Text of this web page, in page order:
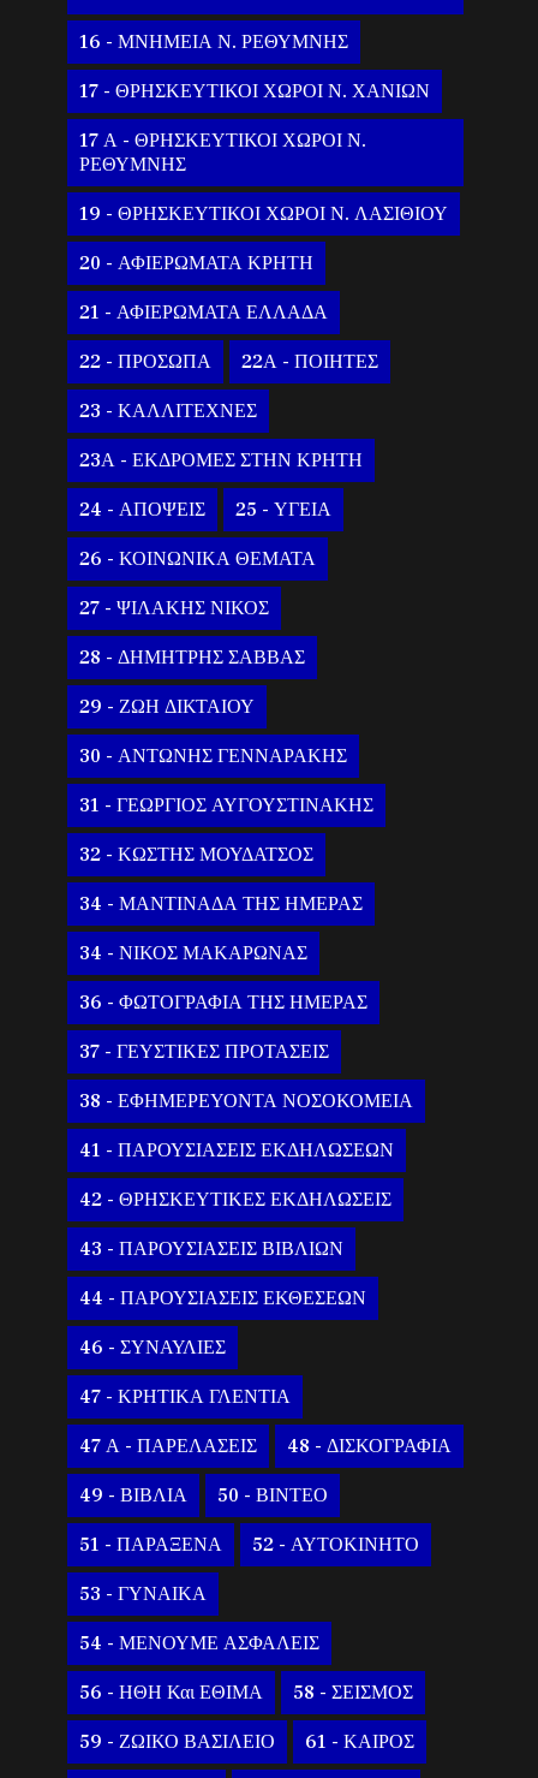
16 - ΜΝΗΜΕΙΑ Ν. ΡΕΘΥΜΝΗΣ
17 - ΘΡΗΣΚΕΥΤΙΚΟΙ ΧΩΡΟΙ Ν. ΧΑΝΙΩΝ
17 Α - ΘΡΗΣΚΕΥΤΙΚΟΙ ΧΩΡΟΙ Ν.
ΡΕΘΥΜΝΗΣ
19 - ΘΡΗΣΚΕΥΤΙΚΟΙ ΧΩΡΟΙ Ν. ΛΑΣΙΘΙΟΥ
20 - ΑΦΙΕΡΩΜΑΤΑ ΚΡΗΤΗ
21 - ΑΦΙΕΡΩΜΑΤΑ ΕΛΛΑΔΑ
22 - ΠΡΟΣΩΠΑ 22Α - ΠΟΙΗΤΕΣ
23 - ΚΑΛΛΙΤΕΧΝΕΣ
23Α - ΕΚΔΡΟΜΕΣ ΣΤΗΝ ΚΡΗΤΗ
24 - ΑΠΟΨΕΙΣ 25 - ΥΓΕΙΑ
26 - ΚΟΙΝΩΝΙΚΑ ΘΕΜΑΤΑ
27 - ΨΙΛΑΚΗΣ ΝΙΚΟΣ
28 - ΔΗΜΗΤΡΗΣ ΣΑΒΒΑΣ
29 - ΖΩΗ ΔΙΚΤΑΙΟΥ
30 - ΑΝΤΩΝΗΣ ΓΕΝΝΑΡΑΚΗΣ
31 - ΓΕΩΡΓΙΟΣ ΑΥΓΟΥΣΤΙΝΑΚΗΣ
32 - ΚΩΣΤΗΣ ΜΟΥΔΑΤΣΟΣ
34 - ΜΑΝΤΙΝΑΔΑ ΤΗΣ ΗΜΕΡΑΣ
34 - ΝΙΚΟΣ ΜΑΚΑΡΩΝΑΣ
36 - ΦΩΤΟΓΡΑΦΙΑ ΤΗΣ ΗΜΕΡΑΣ
37 - ΓΕΥΣΤΙΚΕΣ ΠΡΟΤΑΣΕΙΣ
38 - ΕΦΗΜΕΡΕΥΟΝΤΑ ΝΟΣΟΚΟΜΕΙΑ
41 - ΠΑΡΟΥΣΙΑΣΕΙΣ ΕΚΔΗΛΩΣΕΩΝ
42 - ΘΡΗΣΚΕΥΤΙΚΕΣ ΕΚΔΗΛΩΣΕΙΣ
43 - ΠΑΡΟΥΣΙΑΣΕΙΣ ΒΙΒΛΙΩΝ
44 - ΠΑΡΟΥΣΙΑΣΕΙΣ ΕΚΘΕΣΕΩΝ
46 - ΣΥΝΑΥΛΙΕΣ
47 - ΚΡΗΤΙΚΑ ΓΛΕΝΤΙΑ
47 Α - ΠΑΡΕΛΑΣΕΙΣ 48 - ΔΙΣΚΟΓΡΑΦΙΑ
49 - ΒΙΒΛΙΑ 50 - ΒΙΝΤΕΟ
51 - ΠΑΡΑΞΕΝΑ 52 - ΑΥΤΟΚΙΝΗΤΟ
53 - ΓΥΝΑΙΚΑ
54 - ΜΕΝΟΥΜΕ ΑΣΦΑΛΕΙΣ
56 - ΗΘΗ Και ΕΘΙΜΑ 58 - ΣΕΙΣΜΟΣ
59 - ΖΩΙΚΟ ΒΑΣΙΛΕΙΟ 61 - ΚΑΙΡΟΣ